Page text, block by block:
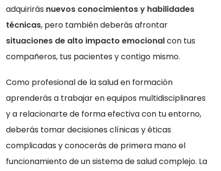
adquirirás nuevos conocimientos y habilidades
técnicas, pero también deberás afrontar
situaciones de alto impacto emocionalcon tus
compañeros, tus pacientes y contigo mismo.
Como profesional de la salud en formación
aprenderás a trabajar en equipos multidisciplinares
y a relacionarte de forma efectiva con tu entorno,
deberás tomar decisiones clínicas y éticas
complicadas y conocerás de primera mano el
funcionamiento de un sistema de salud complejo. La